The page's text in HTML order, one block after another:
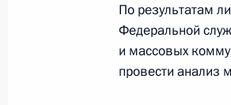
21 ноября
заместитель
провел в
в Москве
По результатам
Федеральной
и массовых
провести анализ